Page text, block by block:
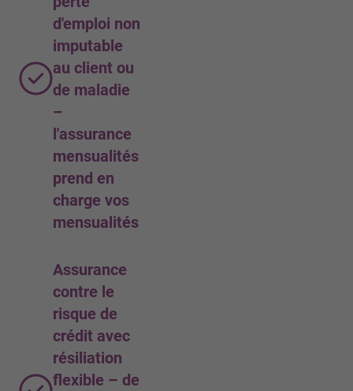
d'emploi non
imputable
au client ou
de maladie
–
l'assurance
mensualités
prend en
charge vos
mensualités
Assurance
contre le
risque de
crédit avec
résiliation
flexible – de